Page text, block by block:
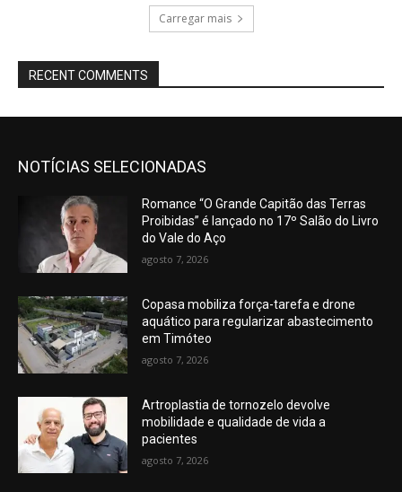
Carregar mais
RECENT COMMENTS
NOTÍCIAS SELECIONADAS
Romance “O Grande Capitão das Terras
Proibidas” é lançado no 17º Salão do Livro
do Vale do Aço
agosto 7, 2026
Copasa mobiliza força-tarefa e drone
aquático para regularizar abastecimento
em Timóteo
agosto 7, 2026
Artroplastia de tornozelo devolve
mobilidade e qualidade de vida a
pacientes
agosto 7, 2026